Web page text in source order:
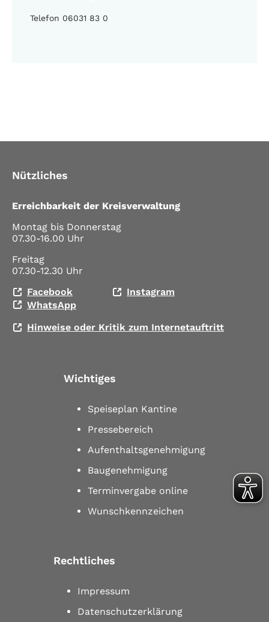
Telefon 06031 83 0
Nützliches
Erreichbarkeit der Kreisverwaltung
Montag bis Donnerstag
07.30-16.00 Uhr
Freitag
07.30-12.30 Uhr
Facebook
Instagram
WhatsApp
Hinweise oder Kritik zum Internetauftritt
Wichtiges
Speiseplan Kantine
Pressebereich
Aufenthaltsgenehmigung
Baugenehmigung
Terminvergabe online
Wunschkennzeichen
Rechtliches
Impressum
Datenschutzerklärung